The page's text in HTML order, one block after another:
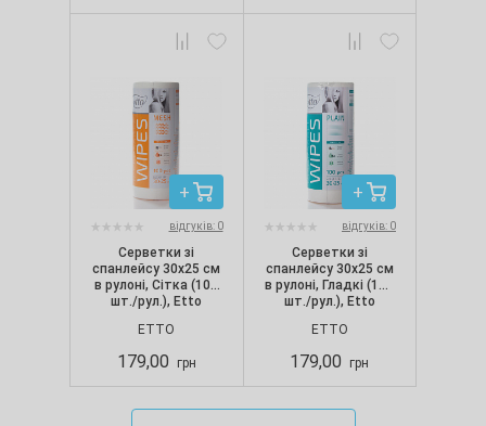
відгуків: 0
Серветки зі
спанлейсу 30х25 см
в рулоні, Сітка (100
шт./рул.), Etto
ETTO
179,00 грн
відгуків: 0
Серветки зі
спанлейсу 30х25 см
в рулоні, Гладкі (100
шт./рул.), Etto
ETTO
179,00 грн